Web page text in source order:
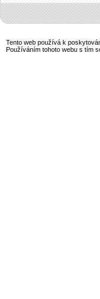
Tento web používá k
Používáním tohoto webu s tím